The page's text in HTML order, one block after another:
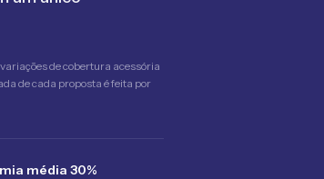
de cobertura acessória
de cada proposta é feita por
média 30%